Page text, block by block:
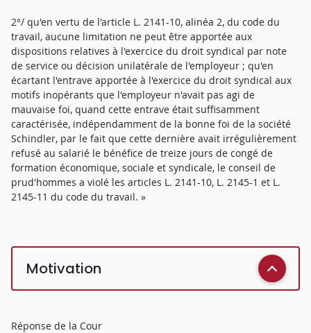
2°/ qu'en vertu de l'article L. 2141-10, alinéa 2, du code du
travail, aucune limitation ne peut être apportée aux
dispositions relatives à l'exercice du droit syndical par note
de service ou décision unilatérale de l'employeur ; qu'en
écartant l'entrave apportée à l'exercice du droit syndical aux
motifs inopérants que l'employeur n'avait pas agi de
mauvaise foi, quand cette entrave était suffisamment
caractérisée, indépendamment de la bonne foi de la société
Schindler, par le fait que cette dernière avait irrégulièrement
refusé au salarié le bénéfice de treize jours de congé de
formation économique, sociale et syndicale, le conseil de
prud'hommes a violé les articles L. 2141-10, L. 2145-1 et L.
2145-11 du code du travail. »
Motivation
Réponse de la Cour